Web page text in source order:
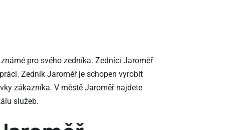
pro svého zedníka. Zedníci Jaroměř
Zedník Jaroměř je schopen vyrobit
zákazníka. V městě Jaroměř najdete
služeb.